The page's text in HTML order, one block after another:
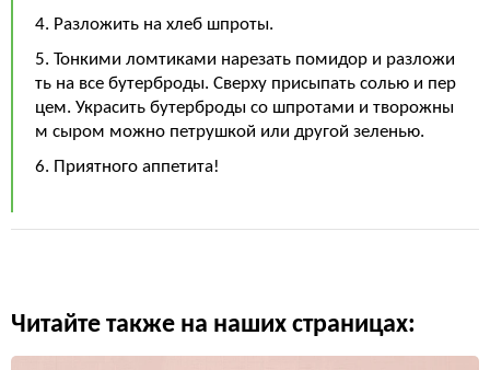
4. Разложить на хлеб шпроты.
5. Тонкими ломтиками нарезать помидор и разложи
ть на все бутерброды. Сверху присыпать солью и пер
цем. Украсить бутерброды со шпротами и творожны
м сыром можно петрушкой или другой зеленью.
6. Приятного аппетита!
Читайте также на наших страницах: